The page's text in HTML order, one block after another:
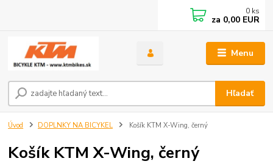
Menu
Hľadať
0 ks
za 0,00 EUR
Úvod DOPLNKY NA BICYKEL Košík KTM X-Wing, černý
Košík KTM X-Wing, černý